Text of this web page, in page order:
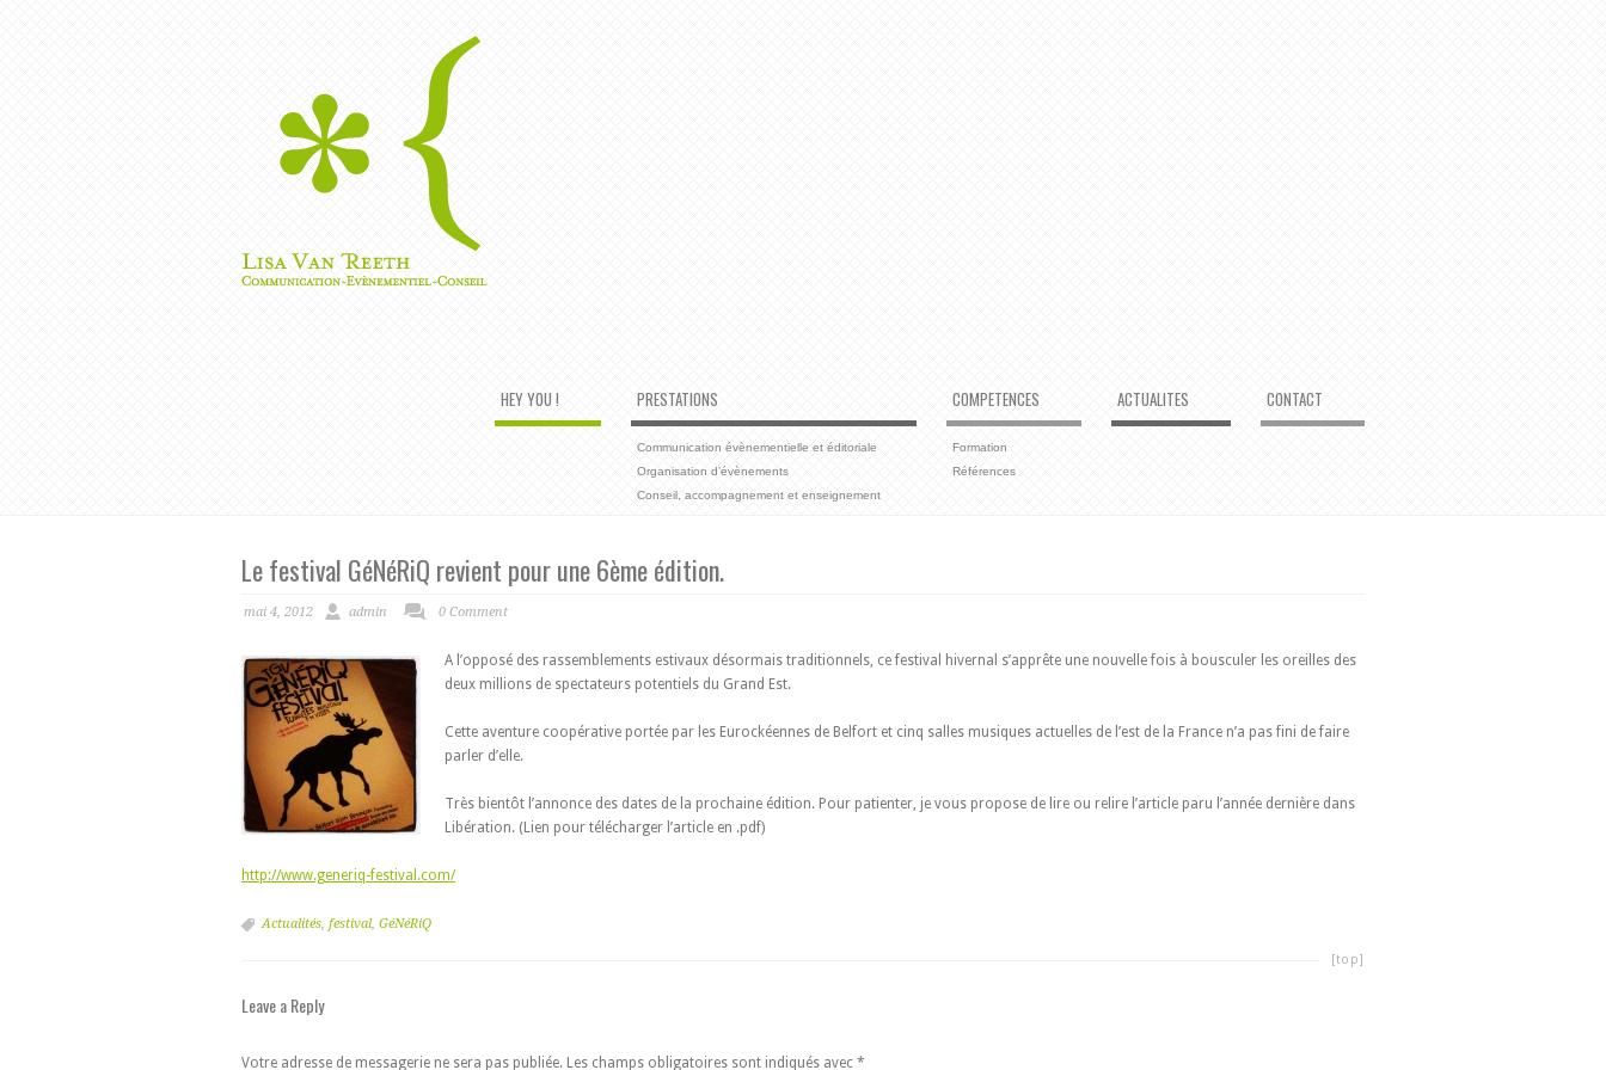
HEY YOU ! PRESTATIONS
Communication évènementielle et éditoriale
Organisation d’évènements
Conseil, accompagnement et enseignement
COMPETENCES
Formation
Références
ACTUALITES CONTACT
Le festival GéNéRiQ revient pour une 6ème édition.
mai 4, 2012 admin 0 Comment
A l’opposé des rassemblements estivaux désormais traditionnels, ce festival hivernal s’apprête une nouvelle fois à bousculer les oreilles des
deux millions de spectateurs potentiels du Grand Est.
Cette aventure coopérative portée par les Eurockéennes de Belfort et cinq salles musiques actuelles de l’est de la France n’a pas fini de faire
parler d’elle.
Très bientôt l’annonce des dates de la prochaine édition. Pour patienter, je vous propose de lire ou relire l’article paru l’année dernière dans
Libération. (Lien pour télécharger l’article en .pdf)
http://www.generiq-festival.com/
Actualités, festival, GéNéRiQ
[top]
Leave a Reply
Votre adresse de messagerie ne sera pas publiée. Les champs obligatoires sont indiqués avec *